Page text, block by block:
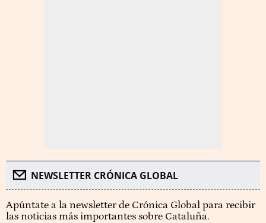
NEWSLETTER CRÓNICA GLOBAL
Apúntate a la newsletter de Crónica Global para recibir
las noticias más importantes sobre Cataluña.